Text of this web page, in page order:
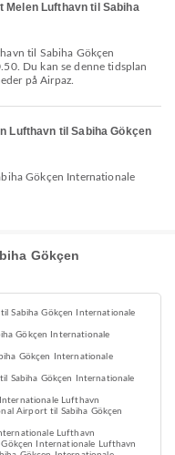
Melen Lufthavn til Sabiha
Du kan se denne tidsplan
på Airpaz.
Lufthavn til Sabiha Gökçen
Gökçen
Sabiha Gökçen Internationale
Gökçen Internationale
Gökçen Internationale
Sabiha Gökçen Internationale
Lufthavn
Airport til Sabiha Gökçen
Lufthavn
Internationale Lufthavn